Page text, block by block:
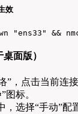
效
"ens33" &&
面版）
”，点击当前连
图标。
，选择“手动”配